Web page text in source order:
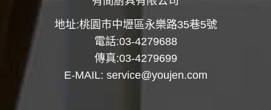
地址:桃園市中壢區永樂路35巷5號
電話:03-4279688
傳真:03-4279699
E-MAIL: service@youjen.com